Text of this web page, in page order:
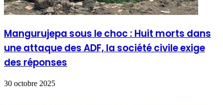
Mangurujepa sous le choc : Huit morts dans
une attaque des ADF, la société civile exige
des réponses
30 octobre 2025